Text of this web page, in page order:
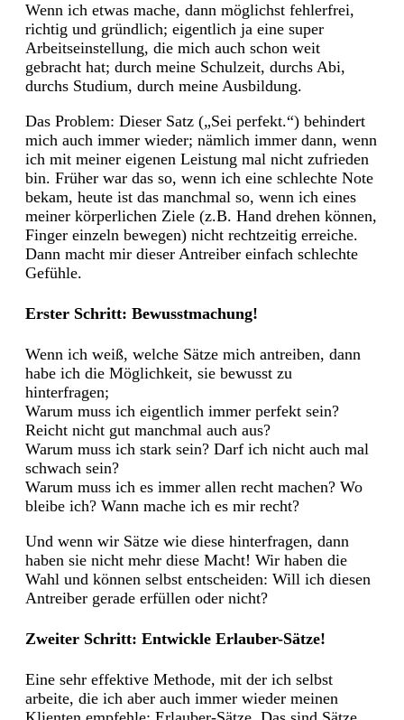
Wenn ich etwas mache, dann möglichst fehlerfrei,
richtig und gründlich; eigentlich ja eine super
Arbeitseinstellung, die mich auch schon weit
gebracht hat; durch meine Schulzeit, durchs Abi,
durchs Studium, durch meine Ausbildung.
Das Problem: Dieser Satz („Sei perfekt.“) behindert
mich auch immer wieder; nämlich immer dann, wenn
ich mit meiner eigenen Leistung mal nicht zufrieden
bin. Früher war das so, wenn ich eine schlechte Note
bekam, heute ist das manchmal so, wenn ich eines
meiner körperlichen Ziele (z.B. Hand drehen können,
Finger einzeln bewegen) nicht rechtzeitig erreiche.
Dann macht mir dieser Antreiber einfach schlechte
Gefühle.
Erster Schritt: Bewusstmachung!
Wenn ich weiß, welche Sätze mich antreiben, dann
habe ich die Möglichkeit, sie bewusst zu
hinterfragen;
Warum muss ich eigentlich immer perfekt sein?
Reicht nicht gut manchmal auch aus?
Warum muss ich stark sein? Darf ich nicht auch mal
schwach sein?
Warum muss ich es immer allen recht machen? Wo
bleibe ich? Wann mache ich es mir recht?
Und wenn wir Sätze wie diese hinterfragen, dann
haben sie nicht mehr diese Macht! Wir haben die
Wahl und können selbst entscheiden: Will ich diesen
Antreiber gerade erfüllen oder nicht?
Zweiter Schritt: Entwickle Erlauber-Sätze!
Eine sehr effektive Methode, mit der ich selbst
arbeite, die ich aber auch immer wieder meinen